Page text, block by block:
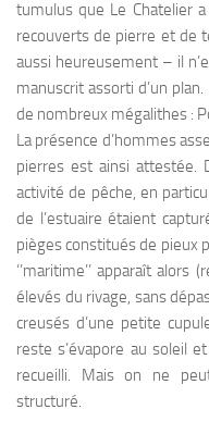
tumulus que Le Chatelier
recouverts de pierre et de
aussi heureusement – il
manuscrit assorti d’un
de nombreux mégalithes :
La présence d’hommes
pierres est ainsi attestée.
activité de pêche, en
de l’estuaire étaient
pièges constitués de pieux
‘’maritime’’ apparaît
élevés du rivage, sans
creusés d’une petite
reste s’évapore au soleil
recueilli. Mais on ne
structuré.